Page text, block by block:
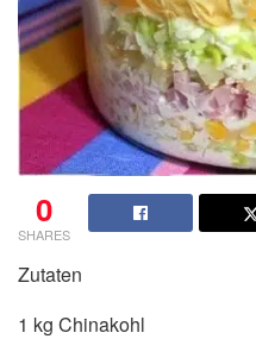
0
SHARES
Zutaten
1 kg Chinakohl